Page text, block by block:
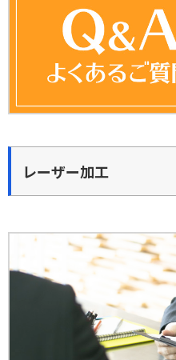
レーザー加工